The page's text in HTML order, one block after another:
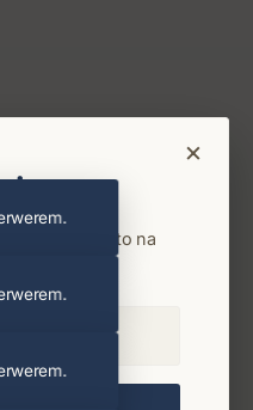
×
prosto na